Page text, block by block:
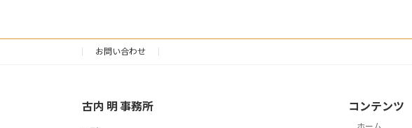
お問い合わせ
古内 明 事務所 コンテンツ